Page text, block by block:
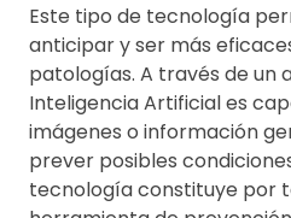
Este tipo de tecnología
anticipar y ser más
patologías. A través de un
Inteligencia Artificial es
imágenes o información
prever posibles
tecnología constituye por